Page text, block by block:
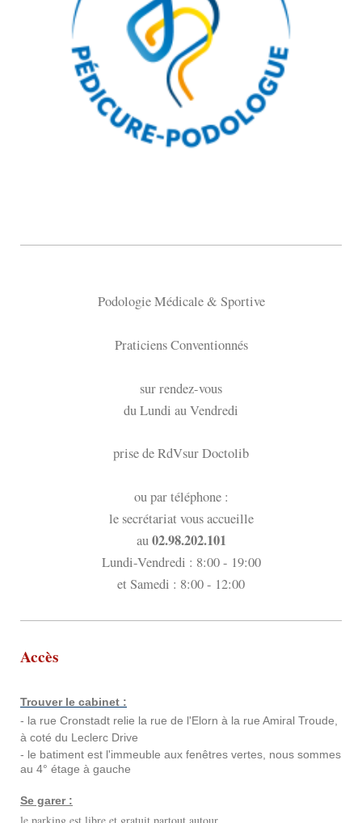
Podologie Médicale & Sportive
Praticiens Conventionnés
sur rendez-vous
du Lundi au Vendredi
prise de RdVsur Doctolib
ou par téléphone :
le secrétariat vous accueille
au02.98.202.101
Lundi-Vendredi : 8:00 - 19:00
et Samedi : 8:00 - 12:00
Accès
Trouver le cabinet :
- la rue Cronstadt relie la rue de l'Elorn à la rue Amiral Troude,
à coté du Leclerc Drive
- le batiment est l'immeuble aux fenêtres vertes, nous sommes
au 4° étage à gauche
Se garer :